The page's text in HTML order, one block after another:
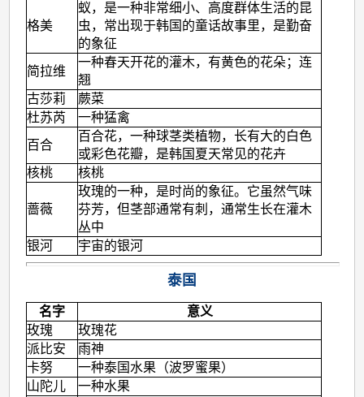
格美
蚁，是一种非常细小、高度群体生活的昆
虫，常出现于韩国的童话故事里，是勤奋
的象征
简拉维
一种春天开花的灌木，有黄色的花朵；连
翘
古莎莉
蕨菜
杜苏芮
一种猛禽
百合
百合花，一种球茎类植物，长有大的白色
或彩色花瓣，是韩国夏天常见的花卉
核桃
核桃
蔷薇
玫瑰的一种，是时尚的象征。它虽然气味
芬芳，但茎部通常有刺，通常生长在灌木
丛中
银河
宇宙的银河
泰国
名字
意义
玫瑰
玫瑰花
派比安
雨神
卡努
一种泰国水果（波罗蜜果）
山陀儿
一种水果